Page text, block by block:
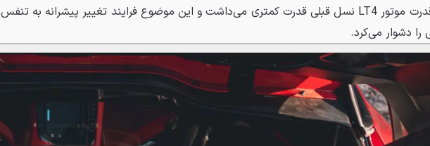
بخار قدرت موتور LT4 نسل قبلی قدرت کمتری می‌داشت و این موضوع فرایند تغییر پیشرانه به تنفس
را دشوار می‌کرد.